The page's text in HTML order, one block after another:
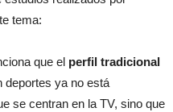
tema:
que el perfil tradicional
deportes ya no está
se centran en la TV, sino que